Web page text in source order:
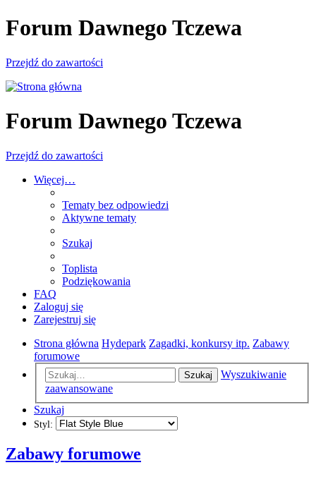
Forum Dawnego Tczewa
Przejdź do zawartości
Forum Dawnego Tczewa
Przejdź do zawartości
Więcej…
Tematy bez odpowiedzi
Aktywne tematy
Szukaj
Toplista
Podziękowania
FAQ
Zaloguj się
Zarejestruj się
Strona główna Hydepark Zagadki, konkursy itp. Zabawy
forumowe
Szukaj
Wyszukiwanie
zaawansowane
Szukaj
Styl:
Zabawy forumowe